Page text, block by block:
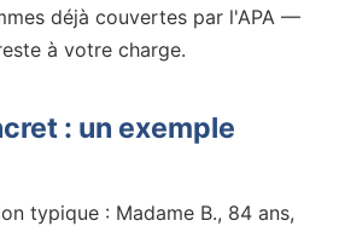
déjà couvertes par l'APA —
à votre charge.
: un exemple
typique : Madame B., 84 ans,